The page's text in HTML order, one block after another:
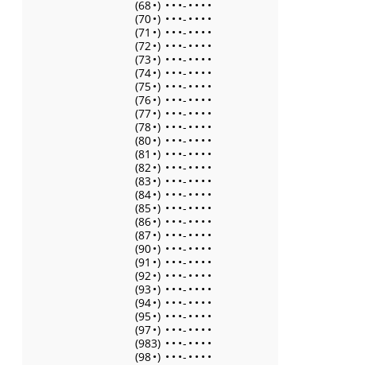
(68•) • • •- • • • •
(70•) • • •- • • • •
(71 •) • • •- • • • •
(72•) • • •- • • • •
(73•) • • •- • • • •
(74•) • • •- • • • •
(75•) • • •- • • • •
(76•) • • •- • • • •
(77•) • • •- • • • •
(78•) • • •- • • • •
(80•) • • •- • • • •
(81 •) • • •- • • • •
(82•) • • •- • • • •
(83•) • • •- • • • •
(84•) • • •- • • • •
(85•) • • •- • • • •
(86•) • • •- • • • •
(87•) • • •- • • • •
(90•) • • •- • • • •
(91 •) • • •- • • • •
(92•) • • •- • • • •
(93•) • • •- • • • •
(94•) • • •- • • • •
(95•) • • •- • • • •
(97•) • • •- • • • •
(983) • • •- • • • •
(98•) • • •- • • • •